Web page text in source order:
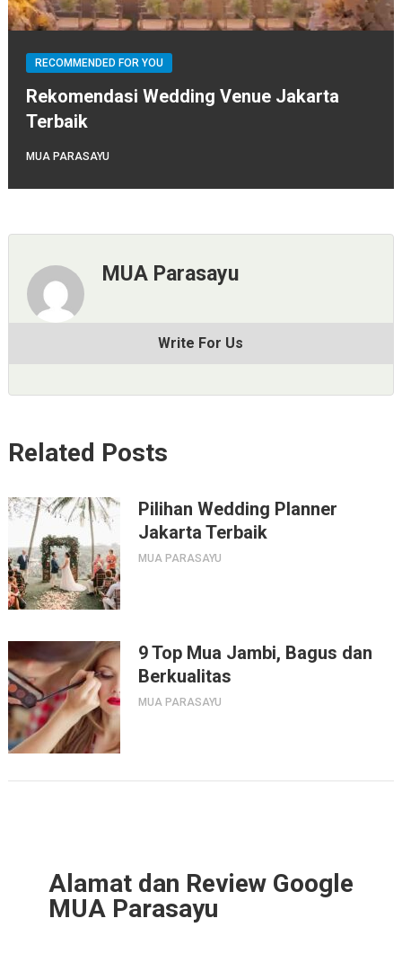
RECOMMENDED FOR YOU
Rekomendasi Wedding Venue Jakarta
Terbaik
MUA PARASAYU
MUA Parasayu
Write For Us
Related Posts
Pilihan Wedding Planner
Jakarta Terbaik
MUA PARASAYU
9 Top Mua Jambi, Bagus dan
Berkualitas
MUA PARASAYU
Alamat dan Review Google
MUA Parasayu